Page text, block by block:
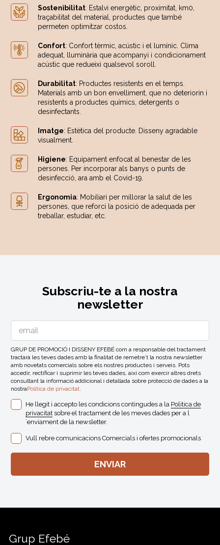
Sostenibilitat: Estalvi energètic, proximitat, km0,
traçabilitat del material, productes que també
permeten optimitzar costos.
Confort: Confort tèrmic, acústic i el lumínic. Clima
adequat, lluminària que acompanyi i condicionament
acústic que redueixi qualsevol soroll.
Durabilitat: Productes resistents en el temps.
Materials amb un bon envelliment, que no deteriorin i
resistents a productes químics, detergents o
desinfectants.
Imatge: Estètica del producte. Disseny agradable
visualment.
Higiene: Equipament enfocat al benestar de les
persones. Per incorporar als banys o punts de
desinfecció, ara amb el Covid-19.
Ergonomia: Mobiliari per millorar la salut de les
persones, que reforci la posició de adequada per
treballar, estudiar, etc.
Subscriu-te a la nostra
newsletter
GRUP DE PROMOCIÓ I DISSENY EFEBÉ com a responsable del tractament
tractarà les teves dades amb la finalitat de remetre´t la nostra newsletter
amb novetats comercials sobre els nostres productes i serveis. Pots
accedir, rectificar i suprimir les teves dades, així com exercir altres drets
consultant la informació addicional i detallada sobre protecció de dades a la
nostraPolitica de privacitat.
He llegit i accepto les condicions contingudes a la Politica de
privacitat sobre el tractament de les meves dades per a l
´enviament de la newsletter.
Vull rebre comunicacions Comercials i ofertes promocionals
Grup Efebé